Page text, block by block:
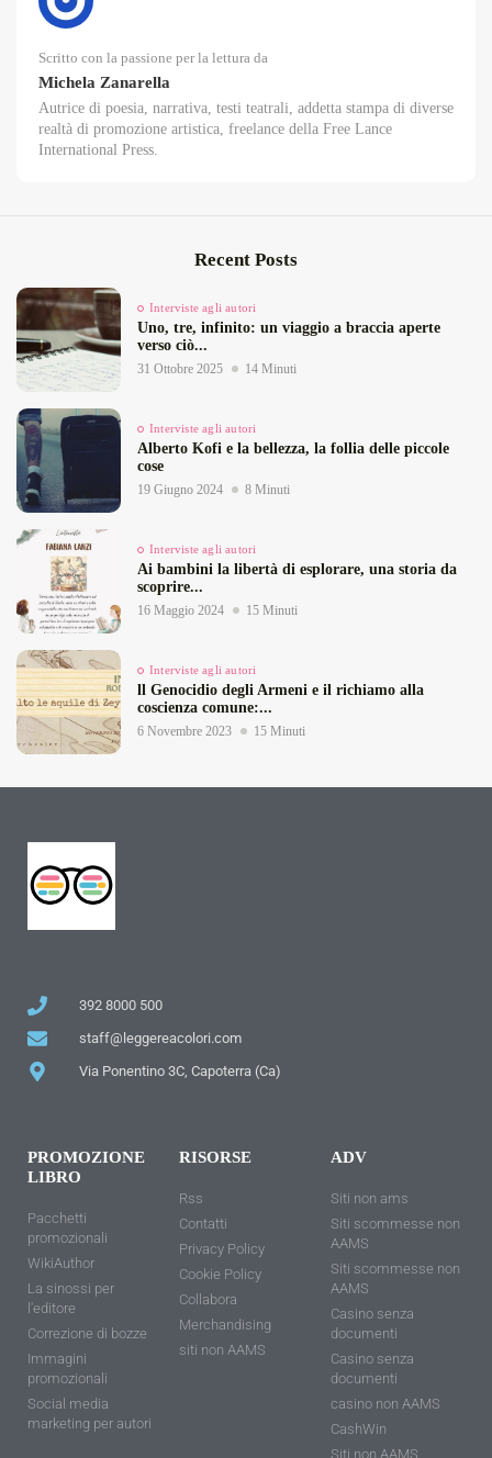
Scritto con la passione per la lettura da
Michela Zanarella
Autrice di poesia, narrativa, testi teatrali, addetta stampa di diverse
realtà di promozione artistica, freelance della Free Lance
International Press.
Recent Posts
Interviste agli autori
Uno, tre, infinito: un viaggio a braccia aperte
verso ciò...
31 Ottobre 2025 14 Minuti
Interviste agli autori
Alberto Kofi e la bellezza, la follia delle piccole
cose
19 Giugno 2024 8 Minuti
Interviste agli autori
Ai bambini la libertà di esplorare, una storia da
scoprire...
16 Maggio 2024 15 Minuti
Interviste agli autori
ll Genocidio degli Armeni e il richiamo alla
coscienza comune:...
6 Novembre 2023 15 Minuti
392 8000 500
staff@leggereacolori.com
Via Ponentino 3C, Capoterra (Ca)
PROMOZIONE
LIBRO
Pacchetti
promozionali
WikiAuthor
La sinossi per
l'editore
Correzione di bozze
Immagini
promozionali
Social media
marketing per autori
RISORSE
Rss
Contatti
Privacy Policy
Cookie Policy
Collabora
Merchandising
siti non AAMS
ADV
Siti non ams
Siti scommesse non
AAMS
Siti scommesse non
AAMS
Casino senza
documenti
Casino senza
documenti
casino non AAMS
CashWin
Siti non AAMS